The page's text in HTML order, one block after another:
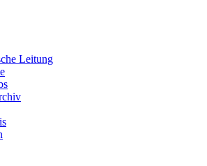
Leitung